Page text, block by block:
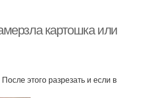
картошка или
этого разрезать и если в